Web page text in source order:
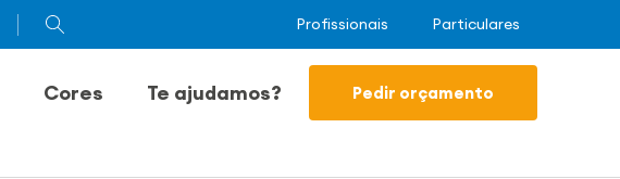
Profissionais Particulares
Cores Te ajudamos? Pedir orçamento